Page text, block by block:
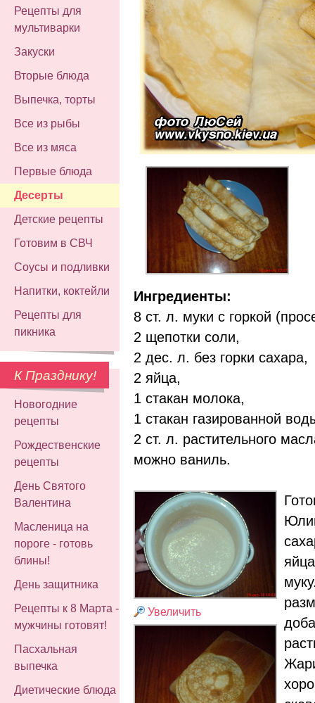
Рецепты для
мультиварки
Закуски
Вторые блюда
Выпечка, торты
Все из рыбы
Все из мяса
Первые блюда
Десерты
Детские рецепты
Готовим в СВЧ
Соусы и подливки
Напитки, коктейли
Рецепты для
пикника
К Празднику!
Новогодние
рецепты
Рождественские
рецепты
День Святого
Валентина
Масленица на
пороге - готовь
блины!
День защитника
Рецепты к 8 Марта -
мужчины готовят!
Пасхальная
выпечка
Диетические блюда
Ингредиенты:
8 ст. л. муки с горкой
2 щепотки соли,
2 дес. л. без горки сахара,
2 яйца,
1 стакан молока,
1 стакан газированной
2 ст. л. растительного
можно ваниль.
Увеличить